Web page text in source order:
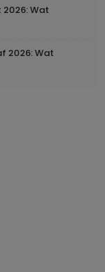
2026: Wat
2026: Wat